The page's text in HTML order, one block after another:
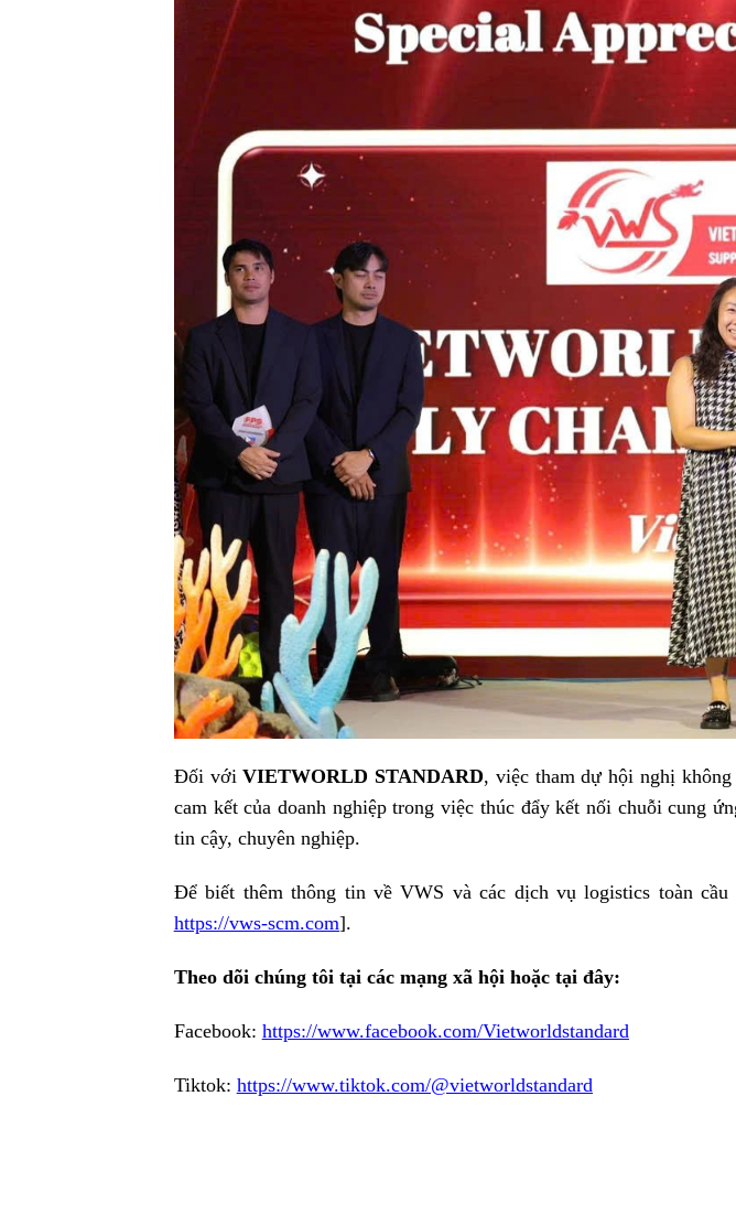
Đối vớiVIETWORLD STANDARD, việc tham dự hội nghị
cam kết của doanh nghiệp trong việc thúc đẩy kết nối chuỗi cung
tin cậy, chuyên nghiệp.
Để biết thêm thông tin về VWS và các dịch vụ logistics toàn
https://vws-scm.com].
Theo dõi chúng tôi tại các mạng xã hội hoặc tại đây:
Facebook: https://www.facebook.com/Vietworldstandard
Tiktok: https://www.tiktok.com/@vietworldstandard